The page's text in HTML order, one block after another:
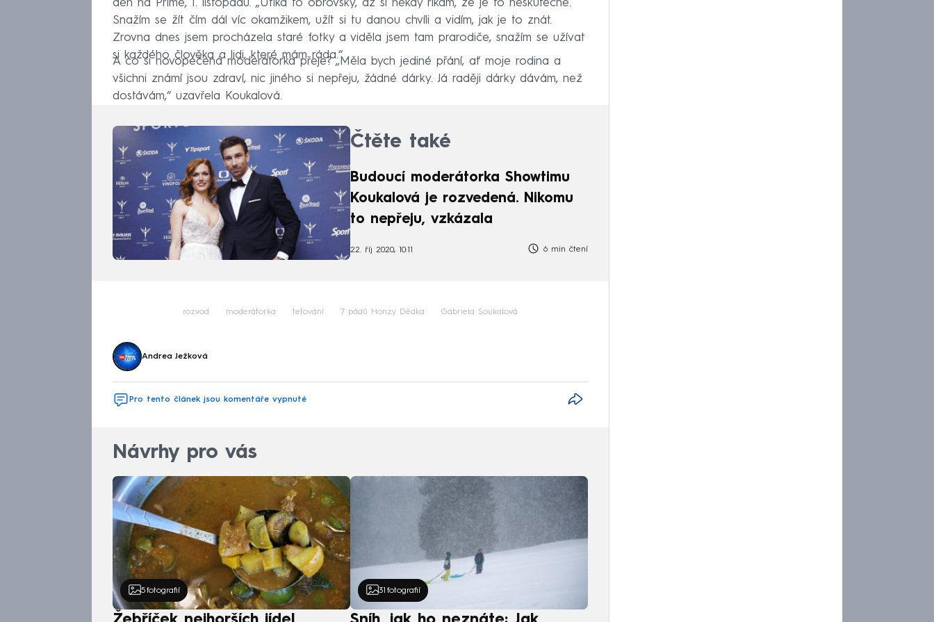
den na Primě, 1. listopadu. „Utíká to obrovsky, až si někdy říkám, že je to neskutečné.
Snažím se žít čím dál víc okamžikem, užít si tu danou chvíli a vidím, jak je to znát.
Zrovna dnes jsem procházela staré fotky a viděla jsem tam prarodiče, snažím se užívat
si každého člověka a lidi, které mám ráda.“
A co si novopečená moderátorka přeje? „Měla bych jediné přání, ať moje rodina a
všichni známí jsou zdraví, nic jiného si nepřeju, žádné dárky. Já raději dárky dávám, než
dostávám,“ uzavřela Koukalová.
Čtěte také
Budoucí moderátorka Showtimu
Koukalová je rozvedená. Nikomu
to nepřeju, vzkázala
22. říj 2020, 10:11 6 min čtení
rozvod moderátorka tetování 7 pádů Honzy Dědka Gabriela Soukalová
Andrea Ježková
Pro tento článek jsou komentáře vypnuté
Návrhy pro vás
5 fotografií 31 fotografií